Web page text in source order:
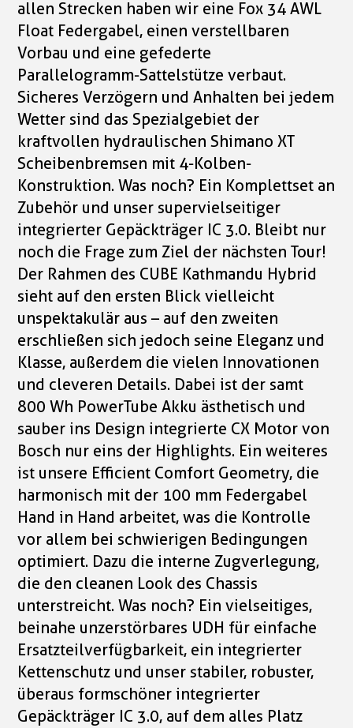
allen Strecken haben wir eine Fox 34 AWL
Float Federgabel, einen verstellbaren
Vorbau und eine gefederte
Parallelogramm-Sattelstütze verbaut.
Sicheres Verzögern und Anhalten bei jedem
Wetter sind das Spezialgebiet der
kraftvollen hydraulischen Shimano XT
Scheibenbremsen mit 4-Kolben-
Konstruktion. Was noch? Ein Komplettset an
Zubehör und unser supervielseitiger
integrierter Gepäckträger IC 3.0. Bleibt nur
noch die Frage zum Ziel der nächsten Tour!
Der Rahmen des CUBE Kathmandu Hybrid
sieht auf den ersten Blick vielleicht
unspektakulär aus – auf den zweiten
erschließen sich jedoch seine Eleganz und
Klasse, außerdem die vielen Innovationen
und cleveren Details. Dabei ist der samt
800 Wh PowerTube Akku ästhetisch und
sauber ins Design integrierte CX Motor von
Bosch nur eins der Highlights. Ein weiteres
ist unsere Efficient Comfort Geometry, die
harmonisch mit der 100 mm Federgabel
Hand in Hand arbeitet, was die Kontrolle
vor allem bei schwierigen Bedingungen
optimiert. Dazu die interne Zugverlegung,
die den cleanen Look des Chassis
unterstreicht. Was noch? Ein vielseitiges,
beinahe unzerstörbares UDH für einfache
Ersatzteilverfügbarkeit, ein integrierter
Kettenschutz und unser stabiler, robuster,
überaus formschöner integrierter
Gepäckträger IC 3.0, auf dem alles Platz